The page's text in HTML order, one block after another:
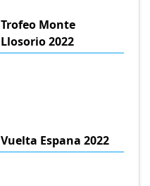
Trofeo Monte
Llosorio 2022
Vuelta Espana 2022